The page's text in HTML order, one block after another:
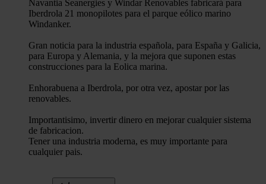
Navantia Seanergies y Windar Renovables fabricará para
Iberdrola 21 monopilotes para el parque eólico marino
Windanker.
Gran noticia para la industria española, para España y Galicia,
para Europa y Alemania, y la mejora que suponen estas
construcciones para la Eolica marina.
Enhorabuena a Iberdrola, por otra vez, apostar por las
renovables.
Importantisimo, invertir dinero en mejorar cualquier sistema
de fabricacion.
Tener una industria moderna, es muy importante para
cualquier pais.